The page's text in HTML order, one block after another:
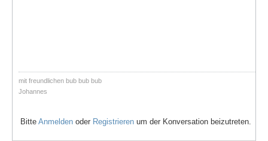
mit freundlichen bub bub bub
Johannes
Bitte Anmelden oder Registrieren um der Konversation beizutreten.